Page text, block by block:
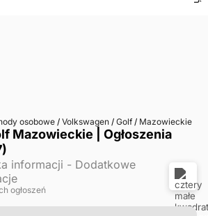
osobowe/ Volkswagen / Golf/ Mazowieckie
Mazowieckie | Ogłoszenia
ogłoszeń